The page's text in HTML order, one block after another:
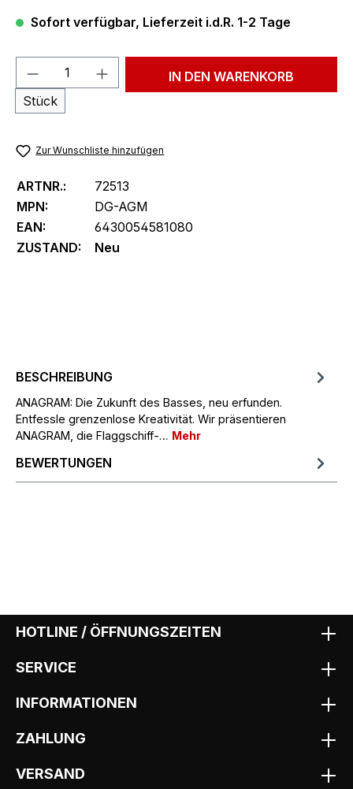
Sofort verfügbar, Lieferzeit i.d.R. 1-2 Tage
Produkt Anzahl: Gib den
Stück
IN DEN WARENKORB
Zur Wunschliste hinzufügen
ARTNR.:
72513
MPN:
DG-AGM
EAN:
6430054581080
ZUSTAND:
Neu
BESCHREIBUNG
ANAGRAM: Die Zukunft des Basses, neu erfunden.
Entfessle grenzenlose Kreativität. Wir präsentieren
ANAGRAM, die Flaggschiff-… Mehr
BEWERTUNGEN
HOTLINE / ÖFFNUNGSZEITEN
SERVICE
INFORMATIONEN
ZAHLUNG
VERSAND